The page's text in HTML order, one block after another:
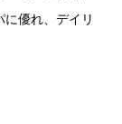
優れ、デイリ